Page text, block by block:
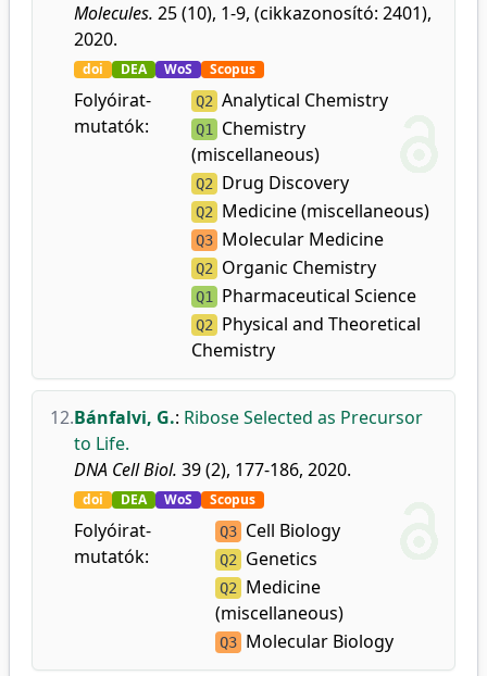
Molecules. 25 (10), 1-9, (cikkazonosító: 2401),
2020.
doi DEA WoS Scopus
Folyóirat-
mutatók:
Q2 Analytical Chemistry
Q1
Chemistry
(miscellaneous)
Q2 Drug Discovery
Q2 Medicine (miscellaneous)
Q3 Molecular Medicine
Q2 Organic Chemistry
Q1 Pharmaceutical Science
Q2
Physical and Theoretical
Chemistry
12.Bánfalvi, G.: Ribose Selected as Precursor
to Life.
DNA Cell Biol. 39 (2), 177-186, 2020.
doi DEA WoS Scopus
Folyóirat-
mutatók:
Q3 Cell Biology
Q2 Genetics
Q2
Medicine
(miscellaneous)
Q3 Molecular Biology